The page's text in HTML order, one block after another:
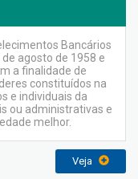
Bancários
agosto de 1958 e
a finalidade de
constituídos na
e individuais da
ou administrativas e
melhor.
Veja